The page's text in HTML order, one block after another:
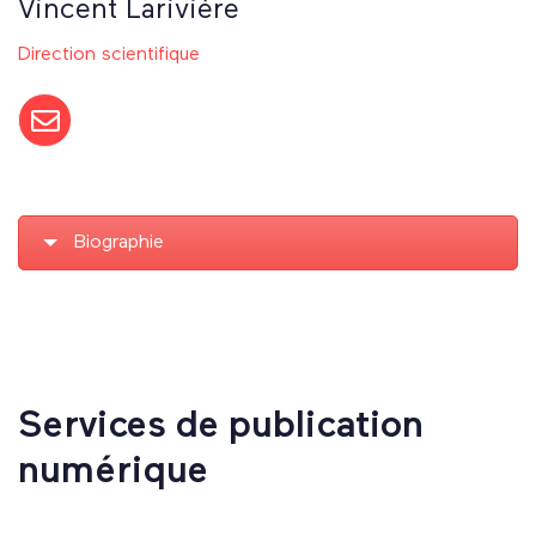
Vincent Larivière
Direction scientifique
Biographie
Services de publication
numérique